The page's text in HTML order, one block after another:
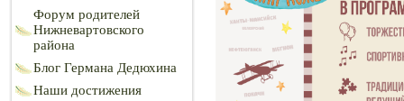
Форум родителей
Нижневартовского
района
Блог Германа Дедюхина
Наши достижения